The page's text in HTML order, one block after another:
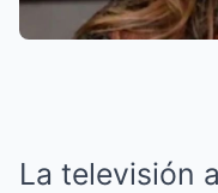
La televisión